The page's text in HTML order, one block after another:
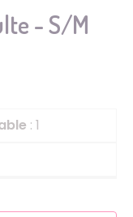
- S/M
: 1